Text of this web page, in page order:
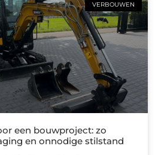
VERBOUWEN
een bouwproject: zo
en onnodige stilstand